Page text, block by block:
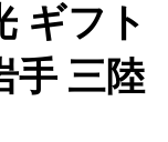
ギフト
手 三陸